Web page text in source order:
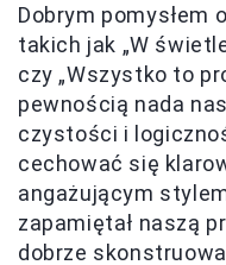
Dobrym pomysłem
takich jak „W
czy „Wszystko to
pewnością nada
czystości i
cechować się
angażującym
zapamiętał naszą
dobrze